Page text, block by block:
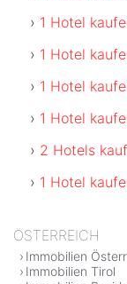
1 Hotel
1 Hotel
1 Hotel
1 Hotel
2 Hotels
1 Hotel
ÖSTERREICH
Immobilien
Immobilien Tirol